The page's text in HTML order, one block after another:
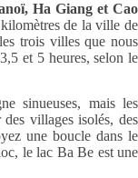
Ha Giang et Cao
de la ville de
trois villes que nous
et 5 heures, selon le
sinueuses, mais les
des villages isolés, des
une boucle dans le
le lac Ba Be est une